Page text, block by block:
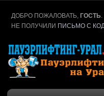
ДОБРО ПОЖАЛОВАТЬ, ГОСТЬ.
НЕ ПОЛУЧИЛИ ПИСЬМО С